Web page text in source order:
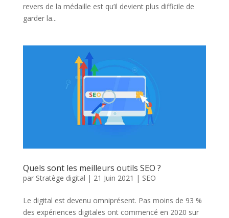
revers de la médaille est qu’il devient plus difficile de
garder la...
Quels sont les meilleurs outils SEO ?
par Stratège digital | 21 Juin 2021 | SEO
Le digital est devenu omniprésent. Pas moins de 93 %
des expériences digitales ont commencé en 2020 sur